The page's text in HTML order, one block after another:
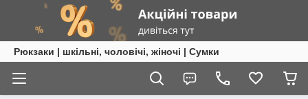
Рюкзаки | шкільні, чоловічі, жіночі | Сумки